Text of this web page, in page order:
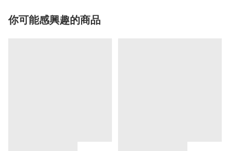
你可能感興趣的商品